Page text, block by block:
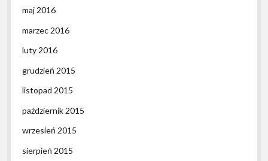
maj 2016
marzec 2016
luty 2016
grudzień 2015
listopad 2015
październik 2015
wrzesień 2015
sierpień 2015